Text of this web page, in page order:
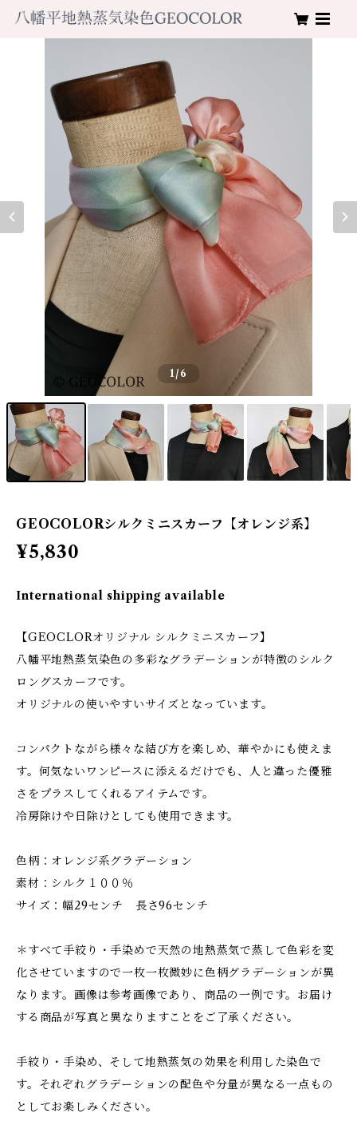
1/6
GEOCOLORシルクミニスカーフ【オレンジ系】
¥5,830
International shipping available
【GEOCLORオリジナル シルクミニスカーフ】
八幡平地熱蒸気染色の多彩なグラデーションが特徴のシルク
ロングスカーフです。
オリジナルの使いやすいサイズとなっています。
コンパクトながら様々な結び方を楽しめ、華やかにも使えま
す。何気ないワンピースに添えるだけでも、人と違った優雅
さをプラスしてくれるアイテムです。
冷房除けや日除けとしても使用できます。
色柄：オレンジ系グラデーション
素材：シルク１００％
サイズ：幅29センチ 長さ96センチ
＊すべて手絞り・手染めで天然の地熱蒸気で蒸して色彩を変
化させていますので一枚一枚微妙に色柄グラデーションが異
なります。画像は参考画像であり、商品の一例です。お届け
する商品が写真と異なりますことをご了承ください。
手絞り・手染め、そして地熱蒸気の効果を利用した染色で
す。それぞれグラデーションの配色や分量が異なる一点もの
としてお楽しみください。